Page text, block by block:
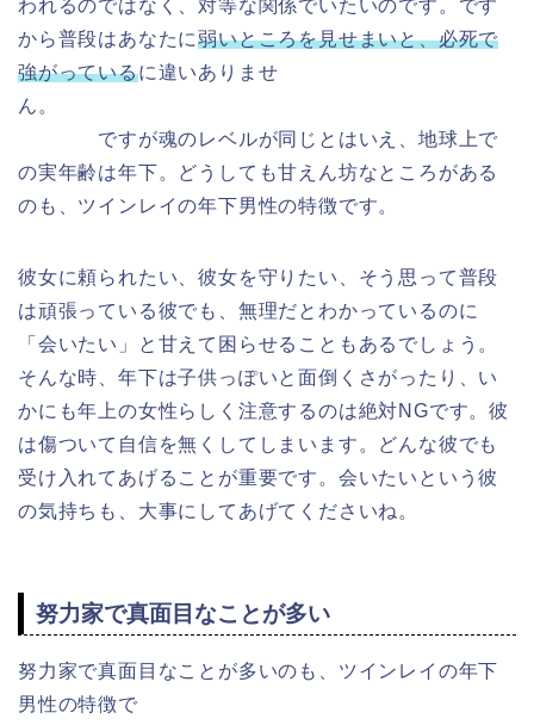
われるのではなく、対等な関係でいたいのです。です
から普段はあなたに弱いところを見せまいと、必死で
強がっているに違いありませ
ん。
ですが魂のレベルが同じとはいえ、地球上で
の実年齢は年下。どうしても甘えん坊なところがある
のも、ツインレイの年下男性の特徴です。
彼女に頼られたい、彼女を守りたい、そう思って普段
は頑張っている彼でも、無理だとわかっているのに
「会いたい」と甘えて困らせることもあるでしょう。
そんな時、年下は子供っぽいと面倒くさがったり、い
かにも年上の女性らしく注意するのは絶対NGです。彼
は傷ついて自信を無くしてしまいます。どんな彼でも
受け入れてあげることが重要です。会いたいという彼
の気持ちも、大事にしてあげてくださいね。
努力家で真面目なことが多い
努力家で真面目なことが多いのも、ツインレイの年下
男性の特徴で